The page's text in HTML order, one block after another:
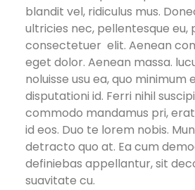
blandit vel, ridiculus mus.
ultricies nec, pellentesque eu,
consectetuer elit. Aenean
eget dolor. Aenean massa.
noluisse usu ea, quo minimum
disputationi id. Ferri nihil
commodo mandamus pri,
id eos. Duo te lorem nobis.
detracto quo at. Ea cum
definiebas appellantur, sit
suavitate cu.